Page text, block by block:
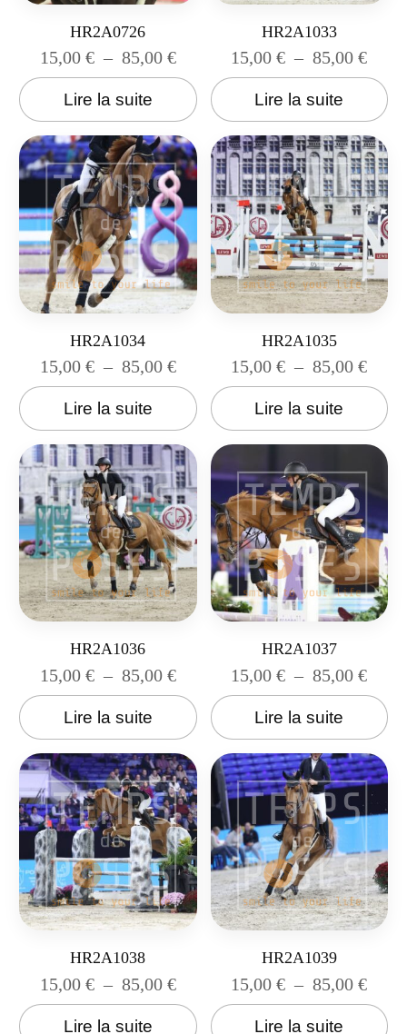
HR2A0726
15,00 € – 85,00 €
Lire la suite
HR2A1033
15,00€ – 85,00€
Lire la suite
HR2A1034
15,00 € – 85,00 €
Lire la suite
HR2A1035
15,00€ – 85,00€
Lire la suite
HR2A1036
15,00 € – 85,00 €
Lire la suite
HR2A1037
15,00€ – 85,00€
Lire la suite
HR2A1038
15,00 € – 85,00 €
Lire la suite
HR2A1039
15,00€ – 85,00€
Lire la suite